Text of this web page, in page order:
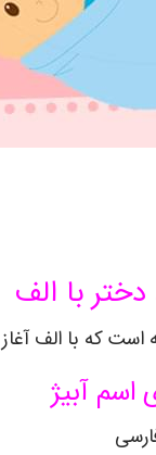
دختر با الف
است که با الف
آبیژ